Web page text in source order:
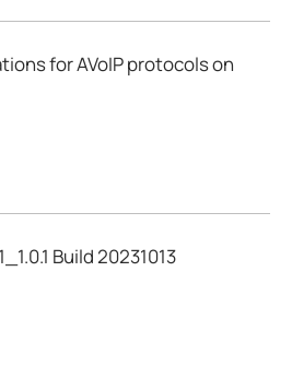
for AVoIP protocols on
Build 20231013